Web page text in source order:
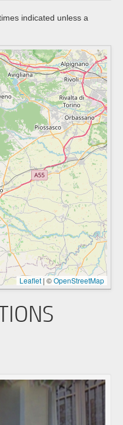
indicated unless a
Leaflet | ©OpenStreetMap